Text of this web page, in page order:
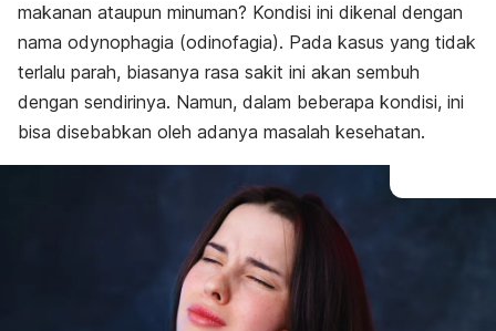
Diagnosis
Pengobatan
makanan ataupun minuman? Kondisi ini dikenal dengan
nama odynophagia (odinofagia). Pada kasus yang tidak
terlalu parah, biasanya rasa sakit ini akan sembuh
dengan sendirinya. Namun, dalam beberapa kondisi, ini
bisa disebabkan oleh adanya masalah kesehatan.